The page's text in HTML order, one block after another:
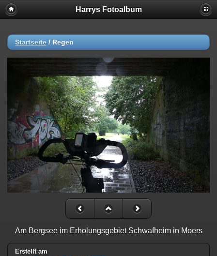
Harrys Fotoalbum
Startseite / Regen
Am Bergsee im Erholungsgebiet Schwafheim in Moers
Erstellt am